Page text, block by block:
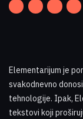
Elementarijum je
svakodnevno
tehnologije. Ipak,
tekstovi koji